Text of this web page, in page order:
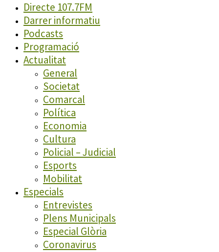
Directe 107.7FM
Darrer informatiu
Podcasts
Programació
Actualitat
General
Societat
Comarcal
Política
Economia
Cultura
Policial – Judicial
Esports
Mobilitat
Especials
Entrevistes
Plens Municipals
Especial Glòria
Coronavirus